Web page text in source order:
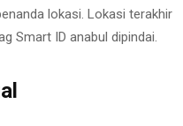
lokasi. Lokasi terakhir
Smart ID anabul dipindai.